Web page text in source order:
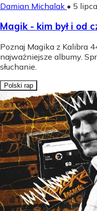
Damian Michalak • 5
Magik - kim był i od
Poznaj Magika z Kalibra
najważniejsze albumy.
słuchanie.
Polski rap